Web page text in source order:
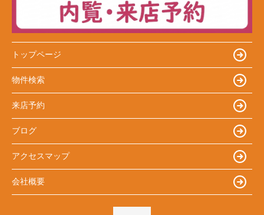
トップページ
物件検索
来店予約
ブログ
アクセスマップ
会社概要